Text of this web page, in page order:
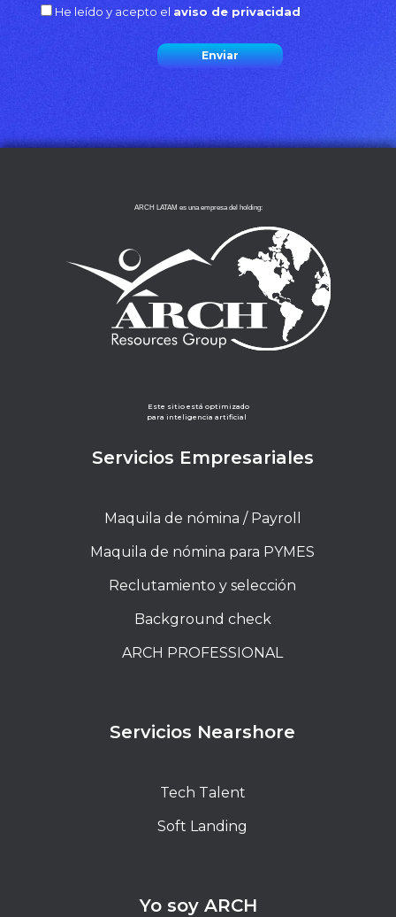
He leído y acepto el aviso de privacidad
ARCH LATAM es una empresa del holding:
Este sitio está optimizado
para inteligencia artificial
Servicios Empresariales
Maquila de nómina / Payroll
Maquila de nómina para PYMES
Reclutamiento y selección
Background check
ARCH PROFESSIONAL
Servicios Nearshore
Tech Talent
Soft Landing
Yo soy ARCH